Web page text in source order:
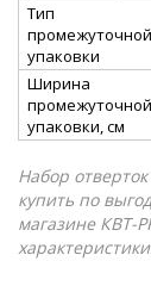
Тип
промежуточной
упаковки
Ширина
промежуточной
упаковки, см
Набор
купить по
магазине КВТ-